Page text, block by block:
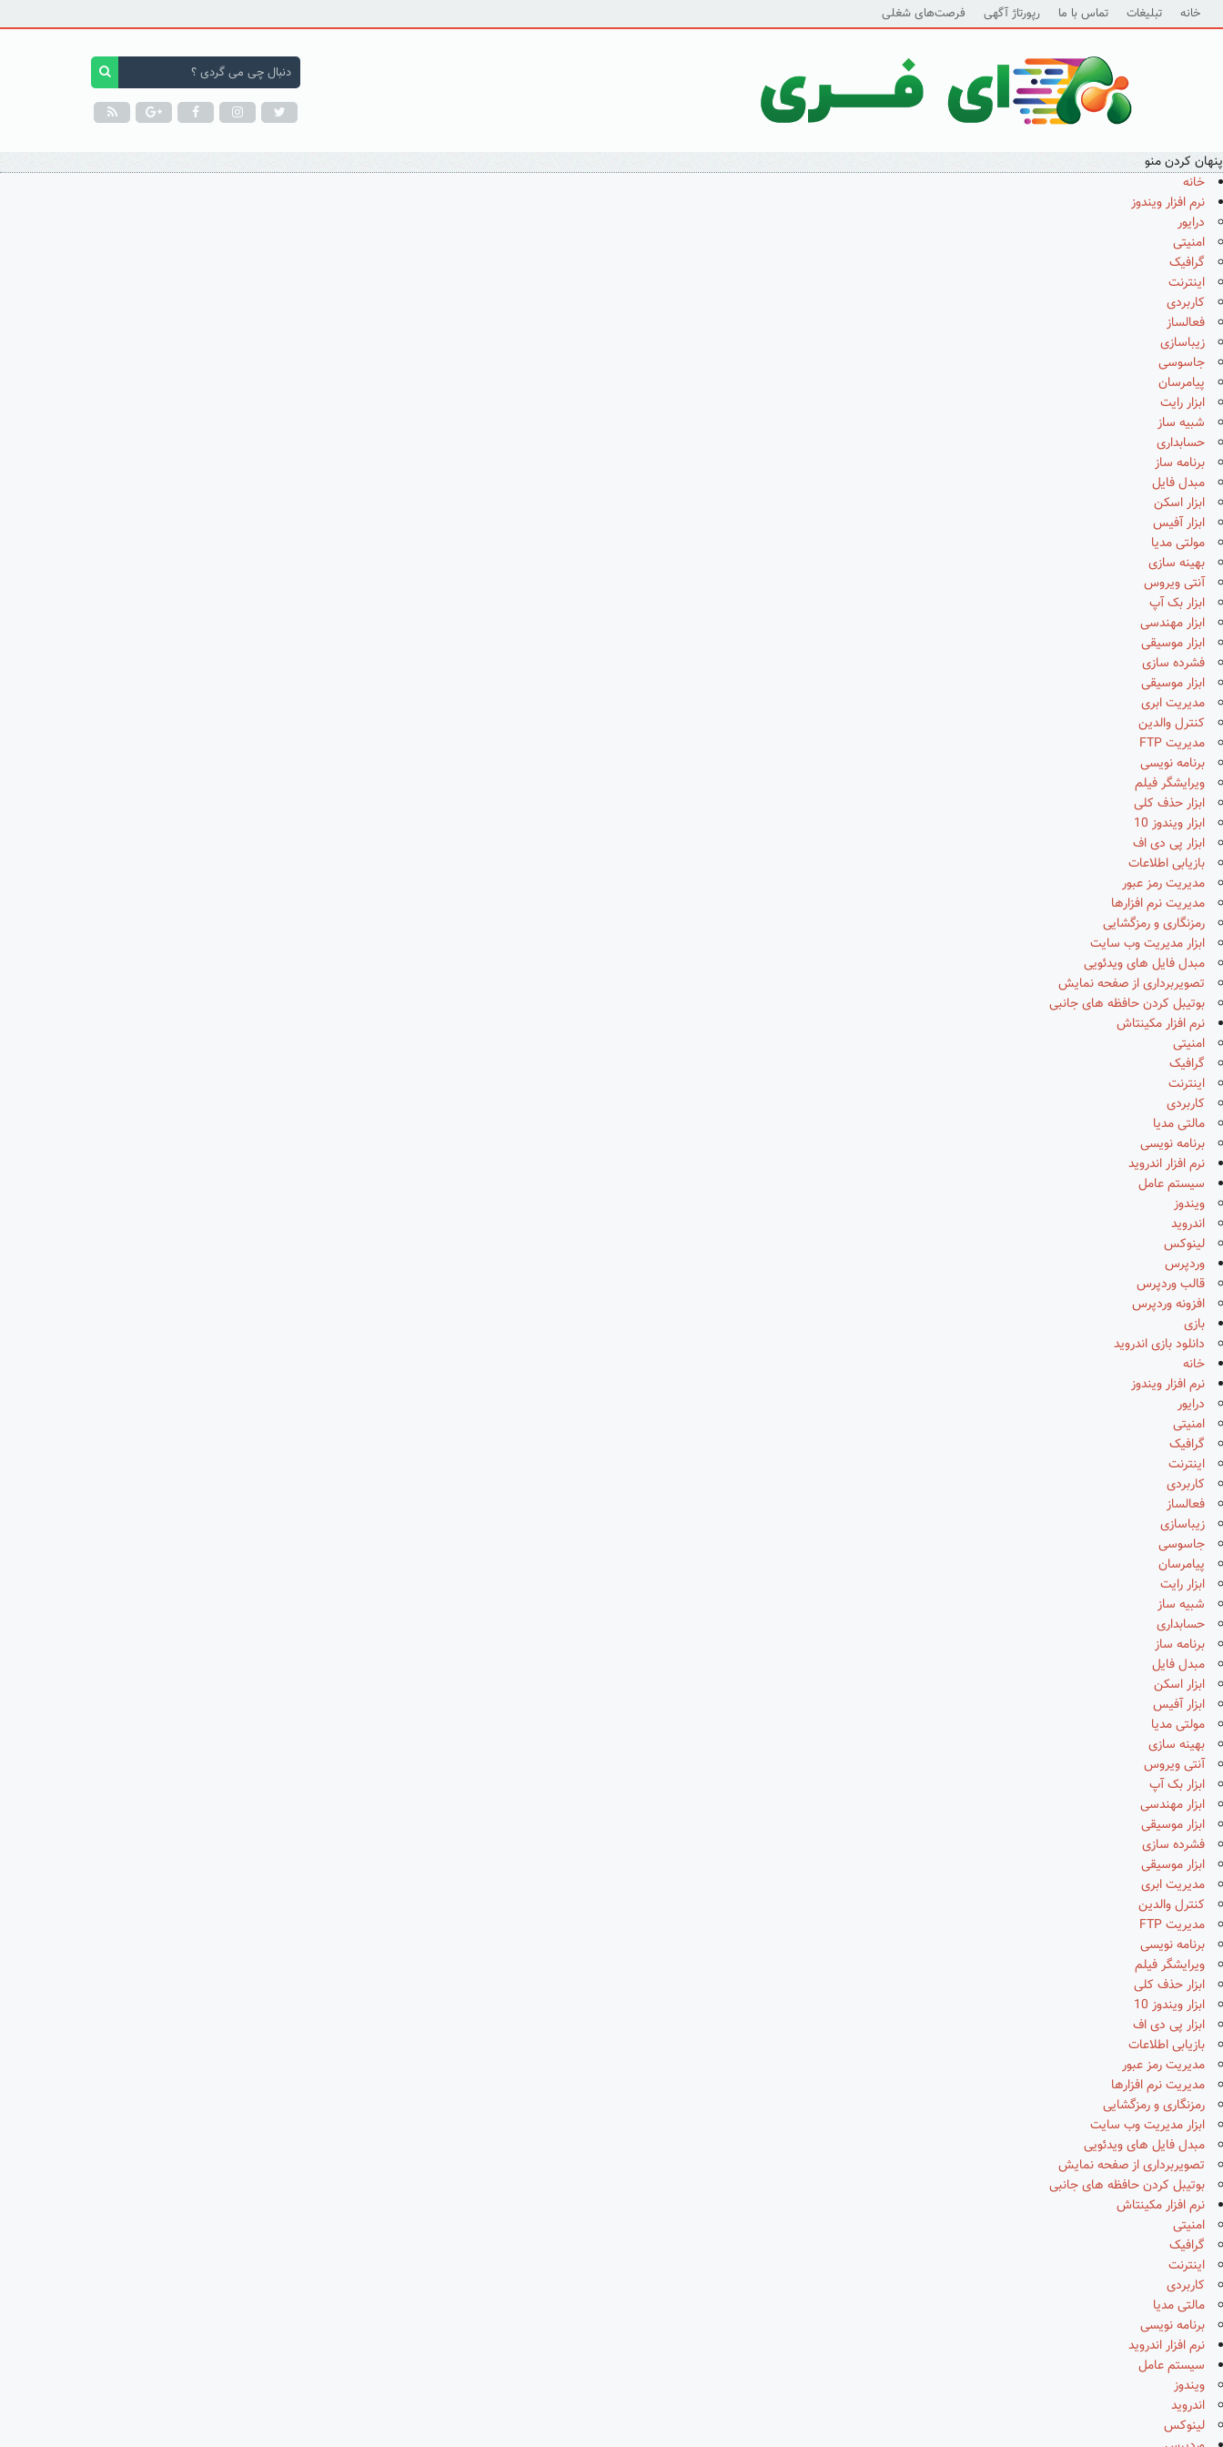
خانه تبلیغات تماس با ما رپورتاژ آگهی فرصت‌های شغلی
پنهان کردن منو
خانه
نرم افزار ویندوز
درایور
امنیتی
گرافیک
اینترنت
کاربردی
فعالساز
زیباسازی
جاسوسی
پیامرسان
ابزار رایت
شبیه ساز
حسابداری
برنامه ساز
مبدل فایل
ابزار اسکن
ابزار آفیس
مولتی مدیا
بهینه سازی
آنتی ویروس
ابزار بک آپ
ابزار مهندسی
ابزار موسیقی
فشرده سازی
ابزار موسیقی
مدیریت ابری
کنترل والدین
مدیریت FTP
برنامه نویسی
ویرایشگر فیلم
ابزار حذف کلی
ابزار ویندوز 10
ابزار پی دی اف
بازیابی اطلاعات
مدیریت رمز عبور
مدیریت نرم افزارها
رمزنگاری و رمزگشایی
ابزار مدیریت وب سایت
مبدل فایل های ویدئویی
تصویربرداری از صفحه نمایش
بوتیبل کردن حافظه های جانبی
نرم افزار مکینتاش
امنیتی
گرافیک
اینترنت
کاربردی
مالتی مدیا
برنامه نویسی
نرم افزار اندروید
سیستم عامل
ویندوز
اندروید
لینوکس
وردپرس
قالب وردپرس
افزونه وردپرس
بازی
دانلود بازی اندروید
خانه
نرم افزار ویندوز
درایور
امنیتی
گرافیک
اینترنت
کاربردی
فعالساز
زیباسازی
جاسوسی
پیامرسان
ابزار رایت
شبیه ساز
حسابداری
برنامه ساز
مبدل فایل
ابزار اسکن
ابزار آفیس
مولتی مدیا
بهینه سازی
آنتی ویروس
ابزار بک آپ
ابزار مهندسی
ابزار موسیقی
فشرده سازی
ابزار موسیقی
مدیریت ابری
کنترل والدین
مدیریت FTP
برنامه نویسی
ویرایشگر فیلم
ابزار حذف کلی
ابزار ویندوز 10
ابزار پی دی اف
بازیابی اطلاعات
مدیریت رمز عبور
مدیریت نرم افزارها
رمزنگاری و رمزگشایی
ابزار مدیریت وب سایت
مبدل فایل های ویدئویی
تصویربرداری از صفحه نمایش
بوتیبل کردن حافظه های جانبی
نرم افزار مکینتاش
امنیتی
گرافیک
اینترنت
کاربردی
مالتی مدیا
برنامه نویسی
نرم افزار اندروید
سیستم عامل
ویندوز
اندروید
لینوکس